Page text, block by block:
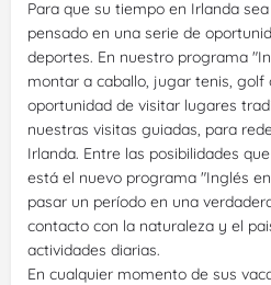
Para que su tiempo en Irlanda
pensado en una serie de
deportes. En nuestro programa
montar a caballo, jugar tenis, golf
oportunidad de visitar lugares
nuestras visitas guiadas, para
Irlanda. Entre las posibilidades
está el nuevo programa "Inglés
pasar un período en una
contacto con la naturaleza y el
actividades diarias.
En cualquier momento de sus